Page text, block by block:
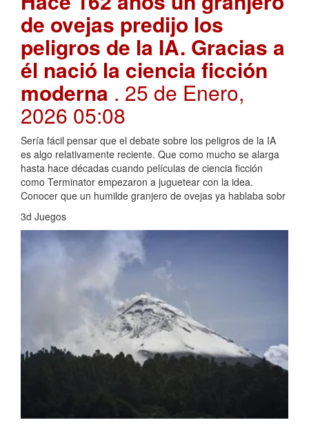
de ovejas predijo los
peligros de la IA. Gracias a
él nació la ciencia ficción
moderna . 25 de Enero,
2026 05:08
Sería fácil pensar que el debate sobre los peligros de la IA
es algo relativamente reciente. Que como mucho se alarga
hasta hace décadas cuando películas de ciencia ficción
como Terminator empezaron a juguetear con la idea.
Conocer que un humilde granjero de ovejas ya hablaba sobr
3d Juegos